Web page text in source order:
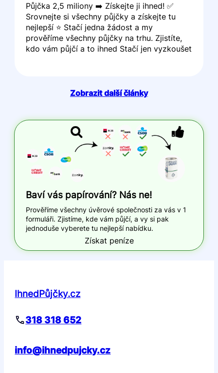
Půjčka 2,5 miliony ➡️ Získejte ji ihned! ✅
Srovnejte si všechny půjčky a získejte tu
nejlepší ⭐ Stačí jedna žádost a my
prověříme všechny půjčky na trhu. Zjistíte,
kdo vám půjčí a to ihned Stačí jen vyzkoušet
Zobrazit další články
Baví vás papírování? Nás ne!
Prověříme všechny úvěrové společnosti za vás v 1
formuláři. Zjistíme, kde vám půjčí, a vy si pak
jednoduše vyberete tu nejlepší nabídku.
Získat peníze
IhnedPůjčky.cz
318 318 652
info@ihnedpujcky.cz